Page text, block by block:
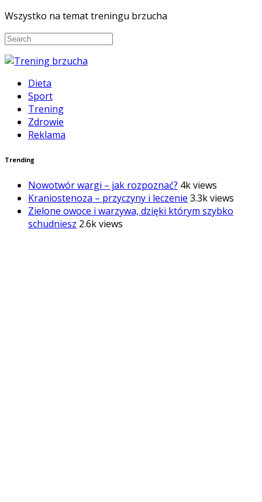
Wszystko na temat treningu brzucha
Dieta
Sport
Trening
Zdrowie
Reklama
Trending
Nowotwór wargi – jak rozpoznać? 4k views
Kraniostenoza – przyczyny i leczenie 3.3k views
Zielone owoce i warzywa, dzięki którym szybko
schudniesz 2.6k views